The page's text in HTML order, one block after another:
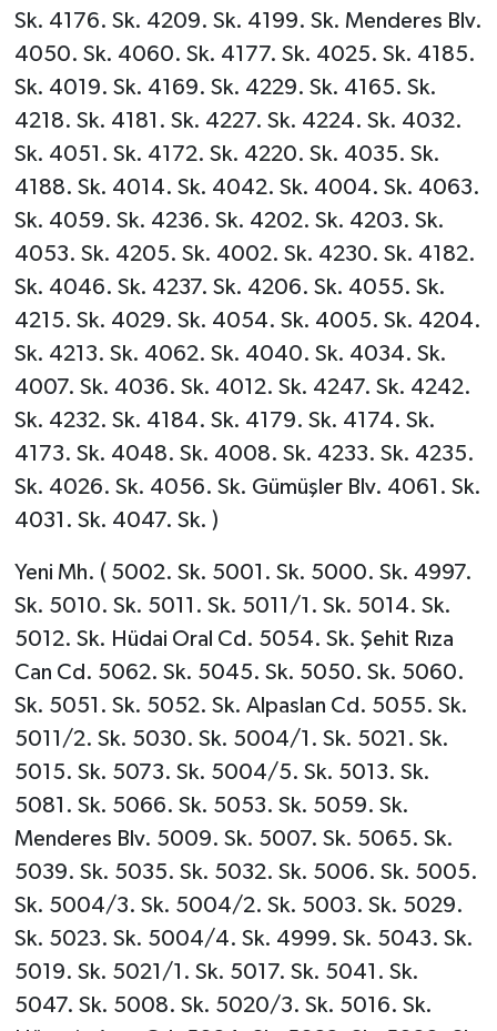
Sk. 4176. Sk. 4209. Sk. 4199. Sk. Menderes Blv.
4050. Sk. 4060. Sk. 4177. Sk. 4025. Sk. 4185.
Sk. 4019. Sk. 4169. Sk. 4229. Sk. 4165. Sk.
4218. Sk. 4181. Sk. 4227. Sk. 4224. Sk. 4032.
Sk. 4051. Sk. 4172. Sk. 4220. Sk. 4035. Sk.
4188. Sk. 4014. Sk. 4042. Sk. 4004. Sk. 4063.
Sk. 4059. Sk. 4236. Sk. 4202. Sk. 4203. Sk.
4053. Sk. 4205. Sk. 4002. Sk. 4230. Sk. 4182.
Sk. 4046. Sk. 4237. Sk. 4206. Sk. 4055. Sk.
4215. Sk. 4029. Sk. 4054. Sk. 4005. Sk. 4204.
Sk. 4213. Sk. 4062. Sk. 4040. Sk. 4034. Sk.
4007. Sk. 4036. Sk. 4012. Sk. 4247. Sk. 4242.
Sk. 4232. Sk. 4184. Sk. 4179. Sk. 4174. Sk.
4173. Sk. 4048. Sk. 4008. Sk. 4233. Sk. 4235.
Sk. 4026. Sk. 4056. Sk. Gümüşler Blv. 4061. Sk.
4031. Sk. 4047. Sk. )
Yeni Mh. ( 5002. Sk. 5001. Sk. 5000. Sk. 4997.
Sk. 5010. Sk. 5011. Sk. 5011/1. Sk. 5014. Sk.
5012. Sk. Hüdai Oral Cd. 5054. Sk. Şehit Rıza
Can Cd. 5062. Sk. 5045. Sk. 5050. Sk. 5060.
Sk. 5051. Sk. 5052. Sk. Alpaslan Cd. 5055. Sk.
5011/2. Sk. 5030. Sk. 5004/1. Sk. 5021. Sk.
5015. Sk. 5073. Sk. 5004/5. Sk. 5013. Sk.
5081. Sk. 5066. Sk. 5053. Sk. 5059. Sk.
Menderes Blv. 5009. Sk. 5007. Sk. 5065. Sk.
5039. Sk. 5035. Sk. 5032. Sk. 5006. Sk. 5005.
Sk. 5004/3. Sk. 5004/2. Sk. 5003. Sk. 5029.
Sk. 5023. Sk. 5004/4. Sk. 4999. Sk. 5043. Sk.
5019. Sk. 5021/1. Sk. 5017. Sk. 5041. Sk.
5047. Sk. 5008. Sk. 5020/3. Sk. 5016. Sk.